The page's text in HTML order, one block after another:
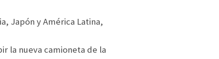
Japón y América Latina,
la nueva camioneta de la